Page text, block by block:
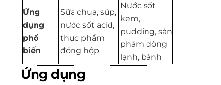
Ứng
dụng
phổ
biến
Sữa chua, súp,
nước sốt acid,
thực phẩm
đóng hộp
Nước sốt
kem,
pudding, sản
phẩm đông
lạnh, bánh
Ứng dụng